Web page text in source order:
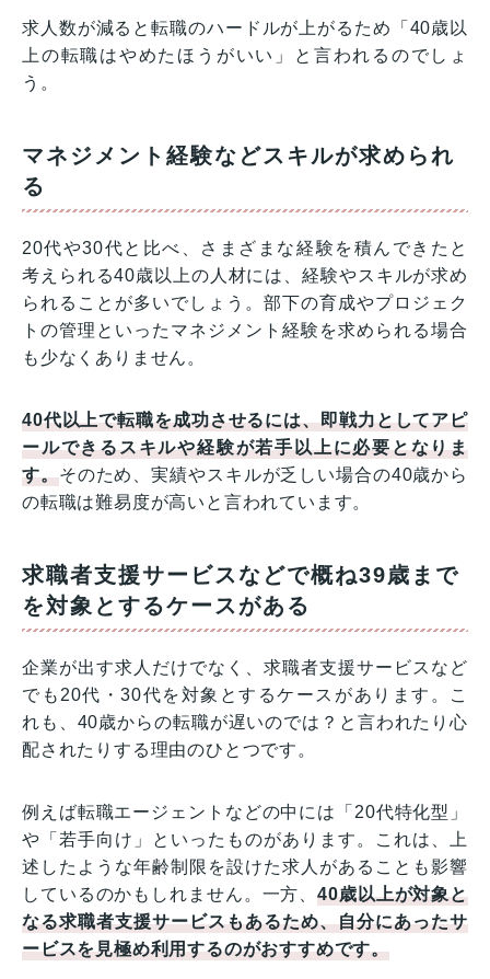
求人数が減ると転職のハードルが上がるため「40歳以
上の転職はやめたほうがいい」と言われるのでしょ
う。
マネジメント経験などスキルが求められ
る
20代や30代と比べ、さまざまな経験を積んできたと
考えられる40歳以上の人材には、経験やスキルが求め
られることが多いでしょう。部下の育成やプロジェク
トの管理といったマネジメント経験を求められる場合
も少なくありません。
40代以上で転職を成功させるには、即戦力としてアピ
ールできるスキルや経験が若手以上に必要となりま
す。そのため、実績やスキルが乏しい場合の40歳から
の転職は難易度が高いと言われています。
求職者支援サービスなどで概ね39歳まで
を対象とするケースがある
企業が出す求人だけでなく、求職者支援サービスなど
でも20代・30代を対象とするケースがあります。こ
れも、40歳からの転職が遅いのでは？と言われたり心
配されたりする理由のひとつです。
例えば転職エージェントなどの中には「20代特化型」
や「若手向け」といったものがあります。これは、上
述したような年齢制限を設けた求人があることも影響
しているのかもしれません。一方、40歳以上が対象と
なる求職者支援サービスもあるため、自分にあったサ
ービスを見極め利用するのがおすすめです。